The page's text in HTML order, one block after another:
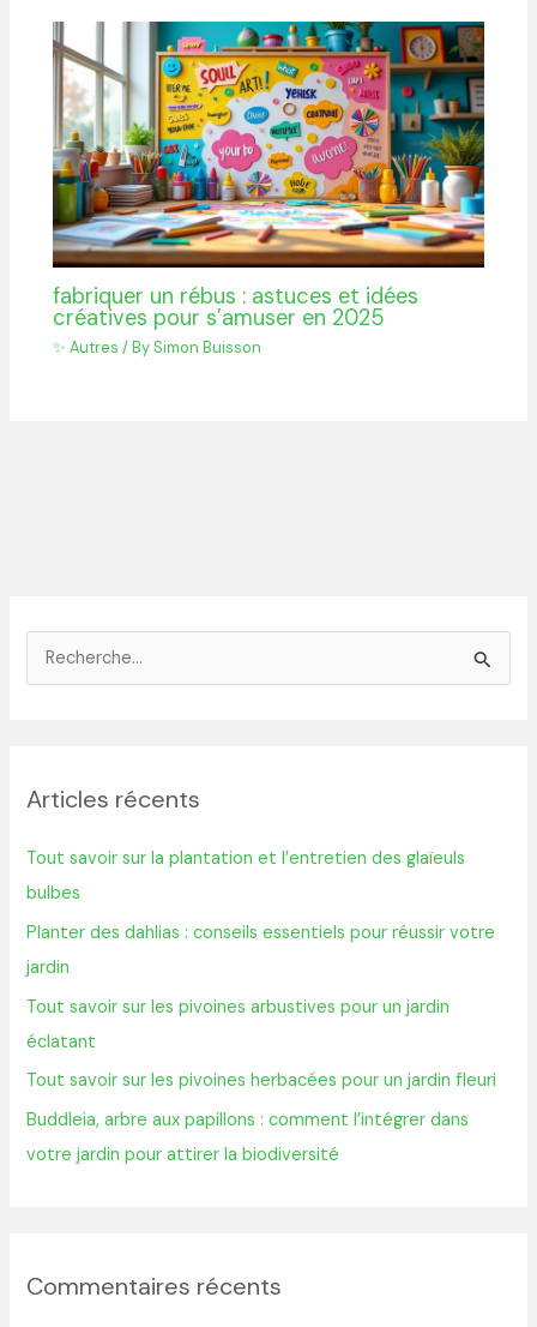
fabriquer un rébus : astuces et idées
créatives pour s’amuser en 2025
✨ Autres / By Simon Buisson
e
c
h
e
r
:
Articles récents
Tout savoir sur la plantation et l’entretien des glaïeuls
bulbes
Planter des dahlias : conseils essentiels pour réussir votre
jardin
Tout savoir sur les pivoines arbustives pour un jardin
éclatant
Tout savoir sur les pivoines herbacées pour un jardin fleuri
Buddleia, arbre aux papillons : comment l’intégrer dans
votre jardin pour attirer la biodiversité
Commentaires récents